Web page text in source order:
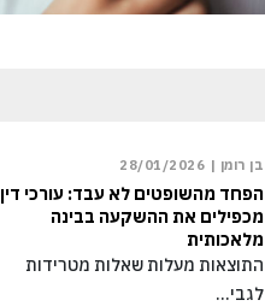
בן רומן | 28/01/2026
הפחד מהשופטים לא עבד: עורכי דין
מכפילים את ההשקעה בבינה
מלאכותית
התוצאות מעלות שאלות מטרידות
לגבי…